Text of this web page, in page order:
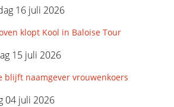
16 juli 2026
klopt Kool in Baloise Tour
15 juli 2026
blijft naamgever vrouwenkoers
04 juli 2026